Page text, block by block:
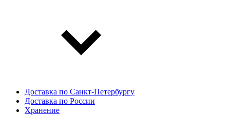
Доставка по Санкт-Петербургу
Доставка по России
Хранение